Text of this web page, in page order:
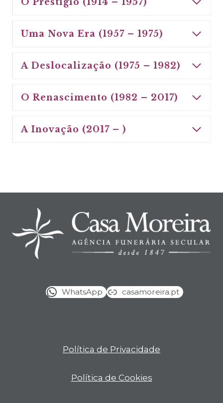
Uma Nova Era (1957 – 1975)
A Deslocalização (1975 – 1982)
O Renascimento (1982 – 2017)
A Inovação (2017 – )
WhatsApp casamoreira.pt
Política de Privacidade
Política de Cookies